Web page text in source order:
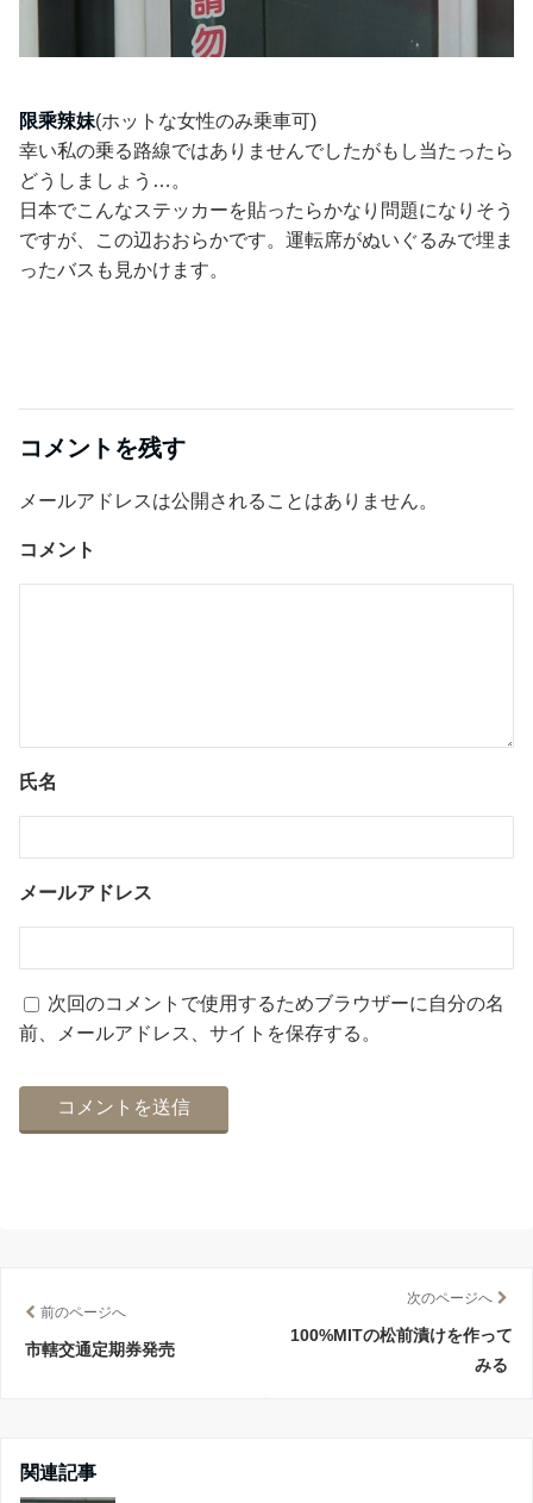
限乘辣妹(ホットな女性のみ乗車可)
幸い私の乗る路線ではありませんでしたがもし当たったら
どうしましょう…。
日本でこんなステッカーを貼ったらかなり問題になりそう
ですが、この辺おおらかです。運転席がぬいぐるみで埋ま
ったバスも見かけます。
コメントを残す
メールアドレスは公開されることはありません。
コメント
氏名
メールアドレス
次回のコメントで使用するためブラウザーに自分の名
前、メールアドレス、サイトを保存する。
前のページへ
市轄交通定期券発売
次のページへ
100%MITの松前漬けを作って
みる
関連記事